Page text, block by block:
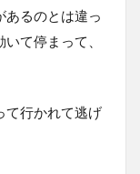
あるのとは違っ
て停まって、
て行かれて逃げ